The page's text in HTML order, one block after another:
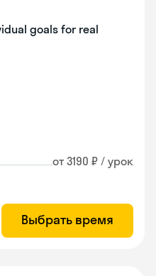
goals for real
от 3190 ₽ / урок
Выбрать время